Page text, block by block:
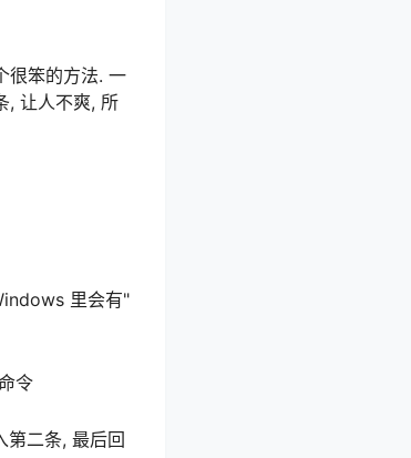
很笨的方法. 一
, 让人不爽, 所
里会有"
令
二条, 最后回